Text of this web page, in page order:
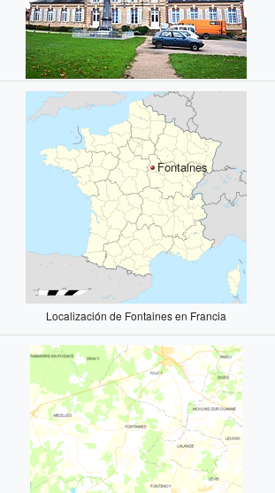
Fontaines
Localización de Fontaines en Francia